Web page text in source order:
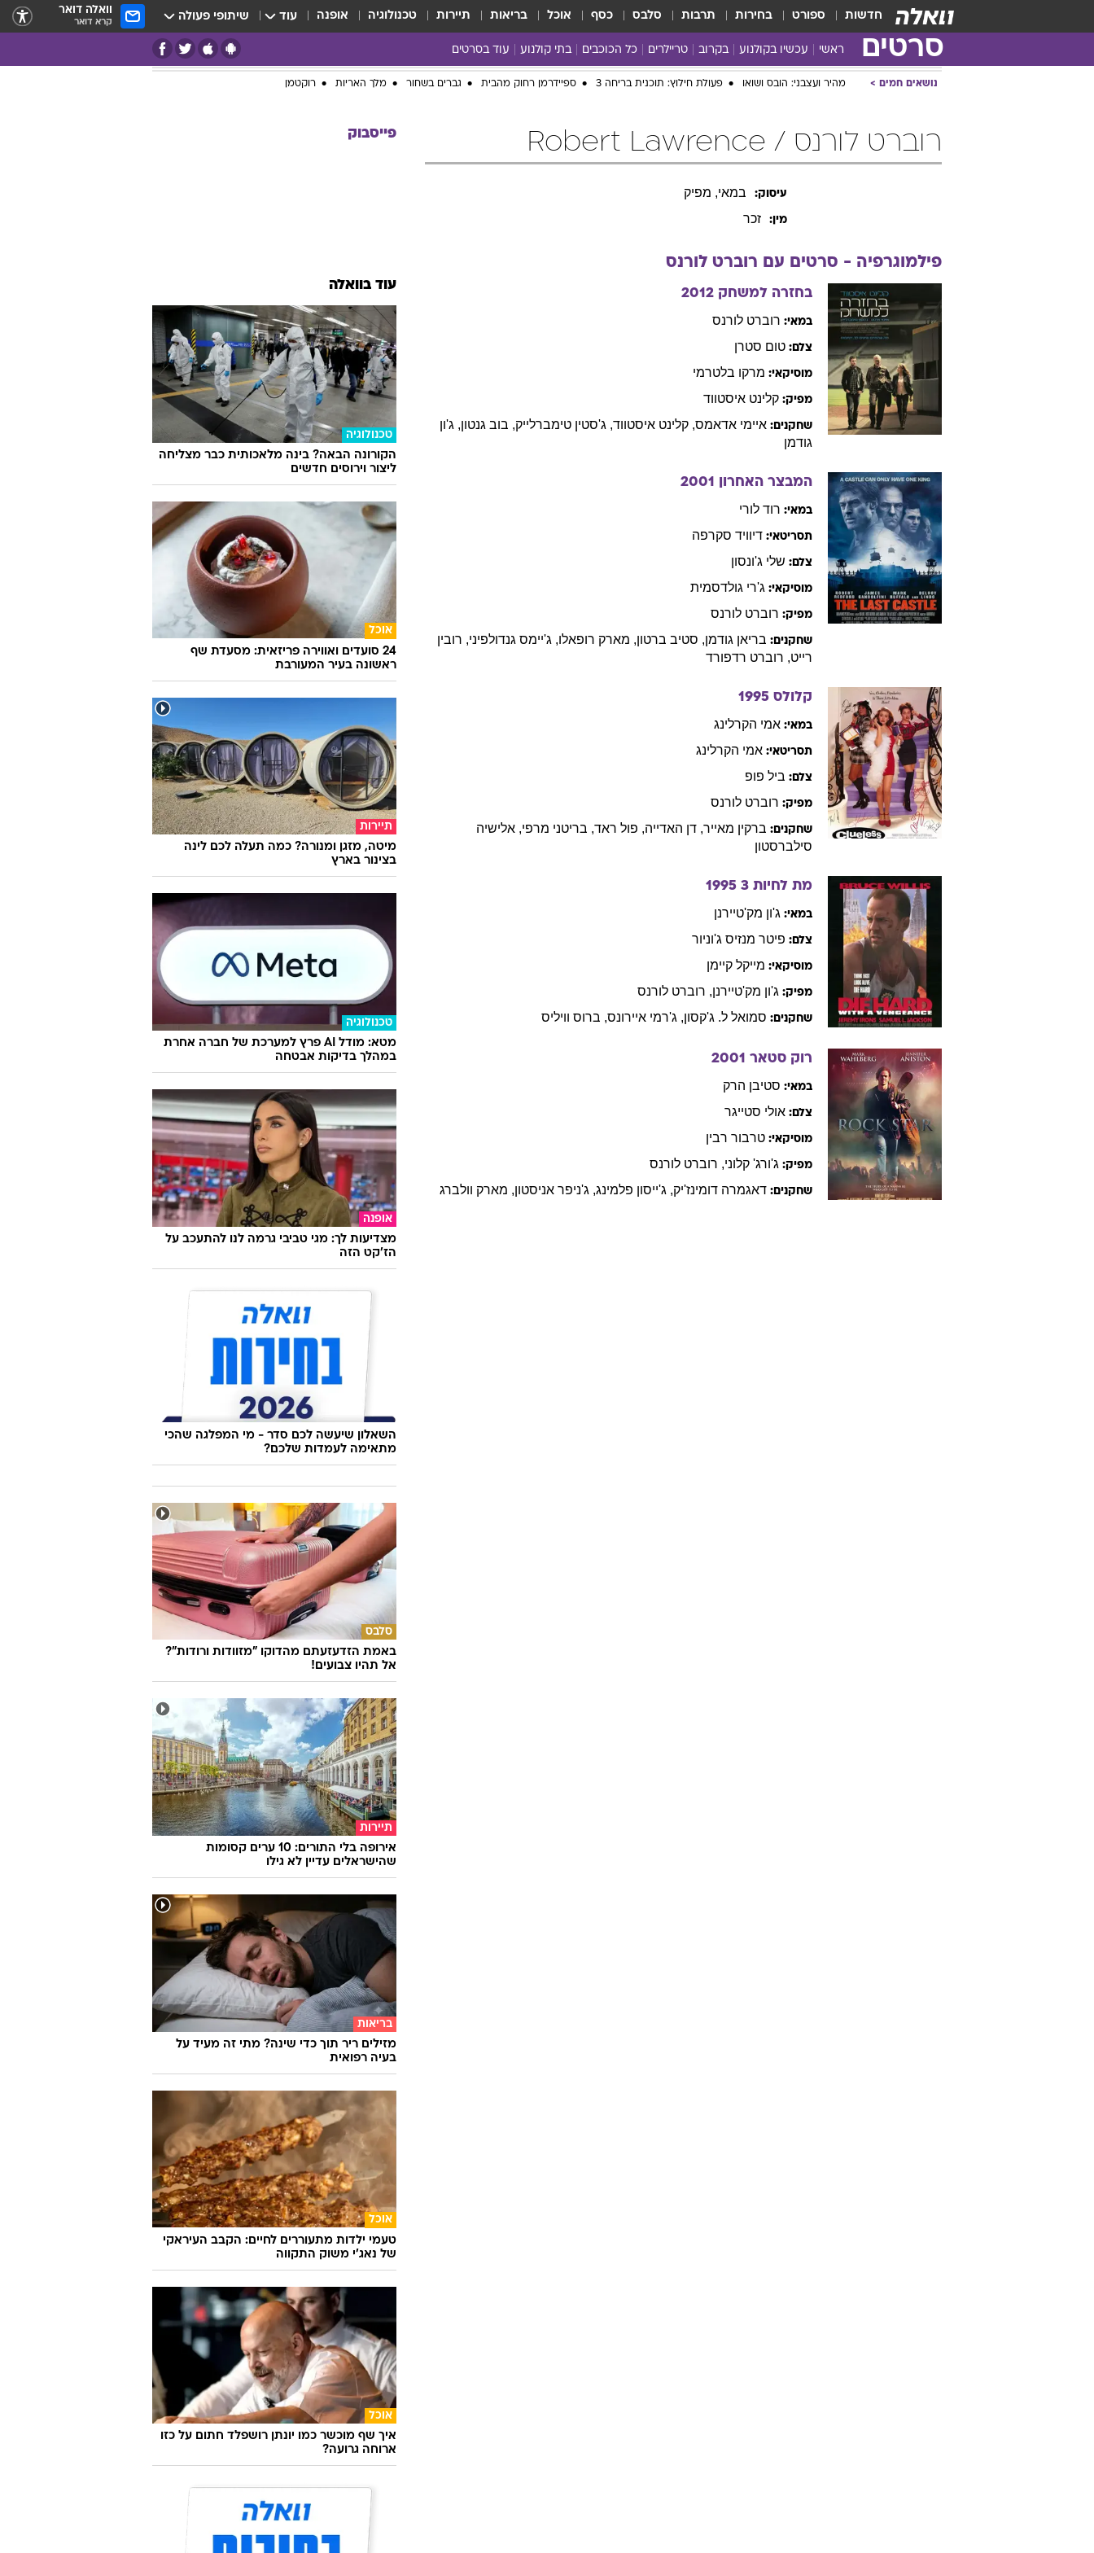
חדשות ספורט בחירות תרבות סלבס כסף אוכל בריאות תיירות טכנולוגיה אופנה עוד שיתופי פעולה וואלה דואר
קרא דואר
סרטים ראשי עכשיו בקולנוע בקרוב טריילרים כל הכוכבים בתי קולנוע עוד בסרטים
כל הסרטים נושאים חמים מהיר ועצבני: הובס ושואו פעולת חילוץ: תוכנית בריחה 3 ספיידרמן רחוק מהבית גברים בשחור מלך האריות רוקטמן
רוברט לורנס / Robert Lawrence
עיסוק: במאי, מפיק
מין: זכר
פילמוגרפיה - סרטים עם רוברט לורנס
בחזרה למשחק 2012
במאי: רוברט לורנס
צלם: טום סטרן
מוסיקאי: מרקו בלטרמי
מפיק: קלינט איסטווד
שחקנים: איימי אדאמס, קלינט איסטווד, ג'סטין טימברלייק, בוב גנטון, ג'ון
גודמן
המבצר האחרון 2001
במאי: רוד לורי
תסריטאי: דיוויד סקרפה
צלם: שלי ג'ונסון
מוסיקאי: ג'רי גולדסמית
מפיק: רוברט לורנס
שחקנים: בריאן גודמן, סטיב ברטון, מארק רופאלו, ג'יימס גנדולפיני, רובין
רייט, רוברט רדפורד
קלולס 1995
במאי: אמי הקרלינג
תסריטאי: אמי הקרלינג
צלם: ביל פופ
מפיק: רוברט לורנס
שחקנים: ברקין מאייר, דן האדייה, פול ראד, בריטני מרפי, אלישיה
סילברסטון
מת לחיות 3 1995
במאי: ג'ון מק'טיירנן
צלם: פיטר מנזיס ג'וניור
מוסיקאי: מייקל קיימן
מפיק: ג'ון מק'טיירנן, רוברט לורנס
שחקנים: סמואל ל. ג'קסון, ג'רמי איירונס, ברוס וויליס
רוק סטאר 2001
במאי: סטיבן הרק
צלם: אולי סטייגר
מוסיקאי: טרבור רבין
מפיק: ג'ורג' קלוני, רוברט לורנס
שחקנים: דאגמרה דומינז'יק, ג'ייסון פלמינג, ג'ניפר אניסטון, מארק וולברג
פייסבוק
עוד בוואלה
טכנולוגיה
הקורונה הבאה? בינה מלאכותית כבר מצליחה
ליצור וירוסים חדשים
אוכל
24 סועדים ואווירה פריזאית: מסעדת שף
ראשונה בעיר המעורבת
תיירות
מיטה, מזגן ומנורה? כמה תעלה לכם לינה
בצינור בארץ
טכנולוגיה
מטא: מודל AI פרץ למערכת של חברה אחרת
במהלך בדיקות אבטחה
אופנה
מצדיעות לך: מגי טביבי גרמה לנו להתעכב על
הז'קט הזה
השאלון שיעשה לכם סדר - מי המפלגה שהכי
מתאימה לעמדות שלכם?
סלבס
באמת הזדעזעתם מהדוקו "מזוודות ורודות"?
אל תהיו צבועים!
תיירות
אירופה בלי התורים: 10 ערים קסומות
שהישראלים עדיין לא גילו
בריאות
מזילים ריר תוך כדי שינה? מתי זה מעיד על
בעיה רפואית
אוכל
טעמי ילדות מתעוררים לחיים: הקבב העיראקי
של נאג׳י משוק התקווה
אוכל
איך שף מוכשר כמו יונתן רושפלד חתום על כזו
ארוחה גרועה?